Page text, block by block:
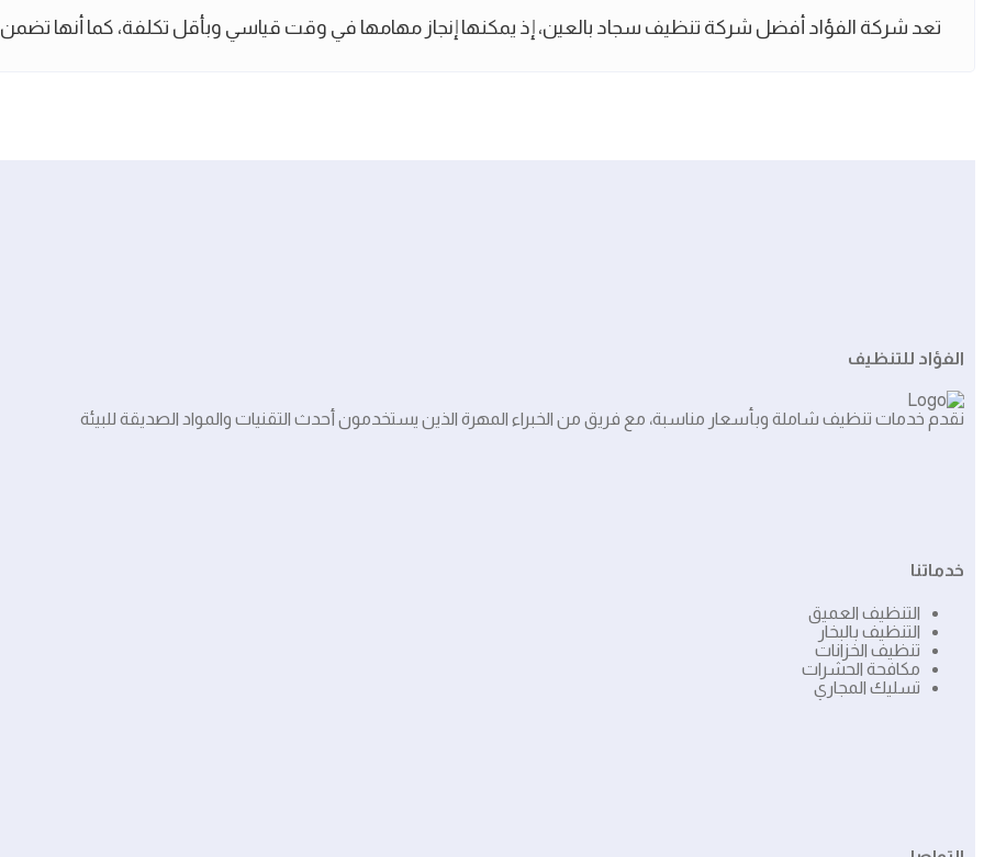
تعد شركة الفؤاد أفضل شركة تنظيف سجاد بالعين، إذ يمكنها إنجاز مهامها في وقت قياسي وبأقل تكلفة، كما أنها
الفؤاد للتنظيف
نقدم خدمات تنظيف شاملة وبأسعار مناسبة، مع فريق من الخبراء المهرة الذين يستخدمون أحدث التقنيات والمواد الصديقة للبيئة
خدماتنا
التنظيف العميق
التنظيف بالبخار
تنظيف الخزانات
مكافحة الحشرات
تسليك المجاري